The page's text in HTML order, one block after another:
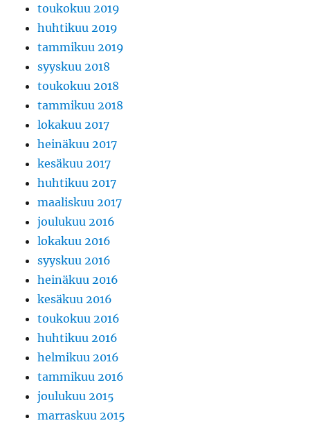
toukokuu 2019
huhtikuu 2019
tammikuu 2019
syyskuu 2018
toukokuu 2018
tammikuu 2018
lokakuu 2017
heinäkuu 2017
kesäkuu 2017
huhtikuu 2017
maaliskuu 2017
joulukuu 2016
lokakuu 2016
syyskuu 2016
heinäkuu 2016
kesäkuu 2016
toukokuu 2016
huhtikuu 2016
helmikuu 2016
tammikuu 2016
joulukuu 2015
marraskuu 2015